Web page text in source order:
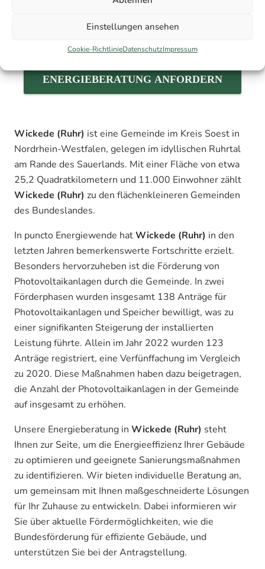
Einstellungen ansehen
Cookie-RichtlinieDatenschutzImpressum
ENERGIEBERATUNG ANFORDERN
Wickede (Ruhr) ist eine Gemeinde im Kreis Soest in
Nordrhein-Westfalen, gelegen im idyllischen Ruhrtal
am Rande des Sauerlands. Mit einer Fläche von etwa
25,2 Quadratkilometern und 11.000 Einwohner zählt
Wickede (Ruhr) zu den flächenkleineren Gemeinden
des Bundeslandes.
In puncto Energiewende hatWickede (Ruhr) in den
letzten Jahren bemerkenswerte Fortschritte erzielt.
Besonders hervorzuheben ist die Förderung von
Photovoltaikanlagen durch die Gemeinde. In zwei
Förderphasen wurden insgesamt 138 Anträge für
Photovoltaikanlagen und Speicher bewilligt, was zu
einer signifikanten Steigerung der installierten
Leistung führte. Allein im Jahr 2022 wurden 123
Anträge registriert, eine Verfünffachung im Vergleich
zu 2020. Diese Maßnahmen haben dazu beigetragen,
die Anzahl der Photovoltaikanlagen in der Gemeinde
auf insgesamt zu erhöhen.
Unsere Energieberatung in Wickede (Ruhr) steht
Ihnen zur Seite, um die Energieeffizienz Ihrer Gebäude
zu optimieren und geeignete Sanierungsmaßnahmen
zu identifizieren. Wir bieten individuelle Beratung an,
um gemeinsam mit Ihnen maßgeschneiderte Lösungen
für Ihr Zuhause zu entwickeln. Dabei informieren wir
Sie über aktuelle Fördermöglichkeiten, wie die
Bundesförderung für effiziente Gebäude, und
unterstützen Sie bei der Antragstellung.